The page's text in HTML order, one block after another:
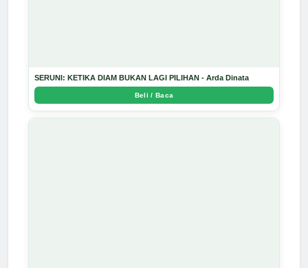
SERUNI: KETIKA DIAM BUKAN LAGI PILIHAN - Arda Dinata
Beli / Baca